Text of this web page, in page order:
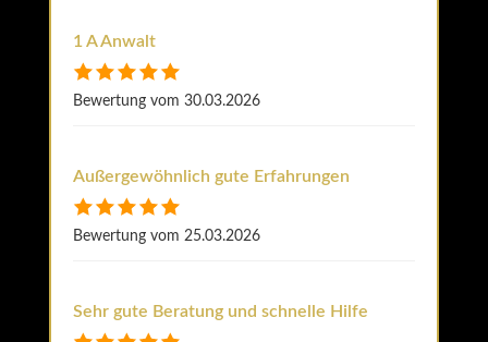
1 A Anwalt
Bewertung vom 30.03.2026
Außergewöhnlich gute Erfahrungen
Bewertung vom 25.03.2026
Sehr gute Beratung und schnelle Hilfe